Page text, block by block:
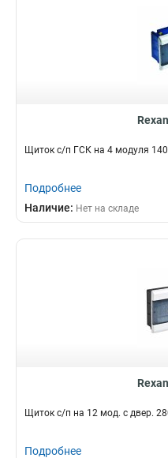
Щиток с/п ГСК на 4 модуля
Подробнее
Наличие: Нет на складе
Щиток с/п на 12 мод. с двер.
Подробнее